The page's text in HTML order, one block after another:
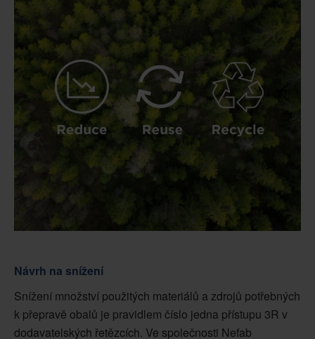
Návrh na snížení
Snížení množství použitých materiálů a zdrojů potřebných
k přepravě obalů je pravidlem číslo jedna přístupu 3R v
dodavatelských řetězcích. Ve společnosti Nefab